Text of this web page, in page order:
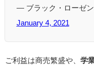
— ブラック・ローゼン
January 4, 2021
ご利益は商売繁盛や、 学